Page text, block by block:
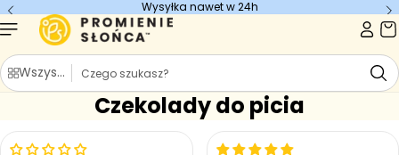
treści
Wysyłka nawet w 24h
Wszystkie kategorie
S
z
a
Czekolady do picia